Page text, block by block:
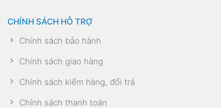
CHÍNH SÁCH HỖ TRỢ
Chính sách bảo hành
Chính sách giao hàng
Chính sách kiểm hàng, đổi trả
Chính sách thanh toán